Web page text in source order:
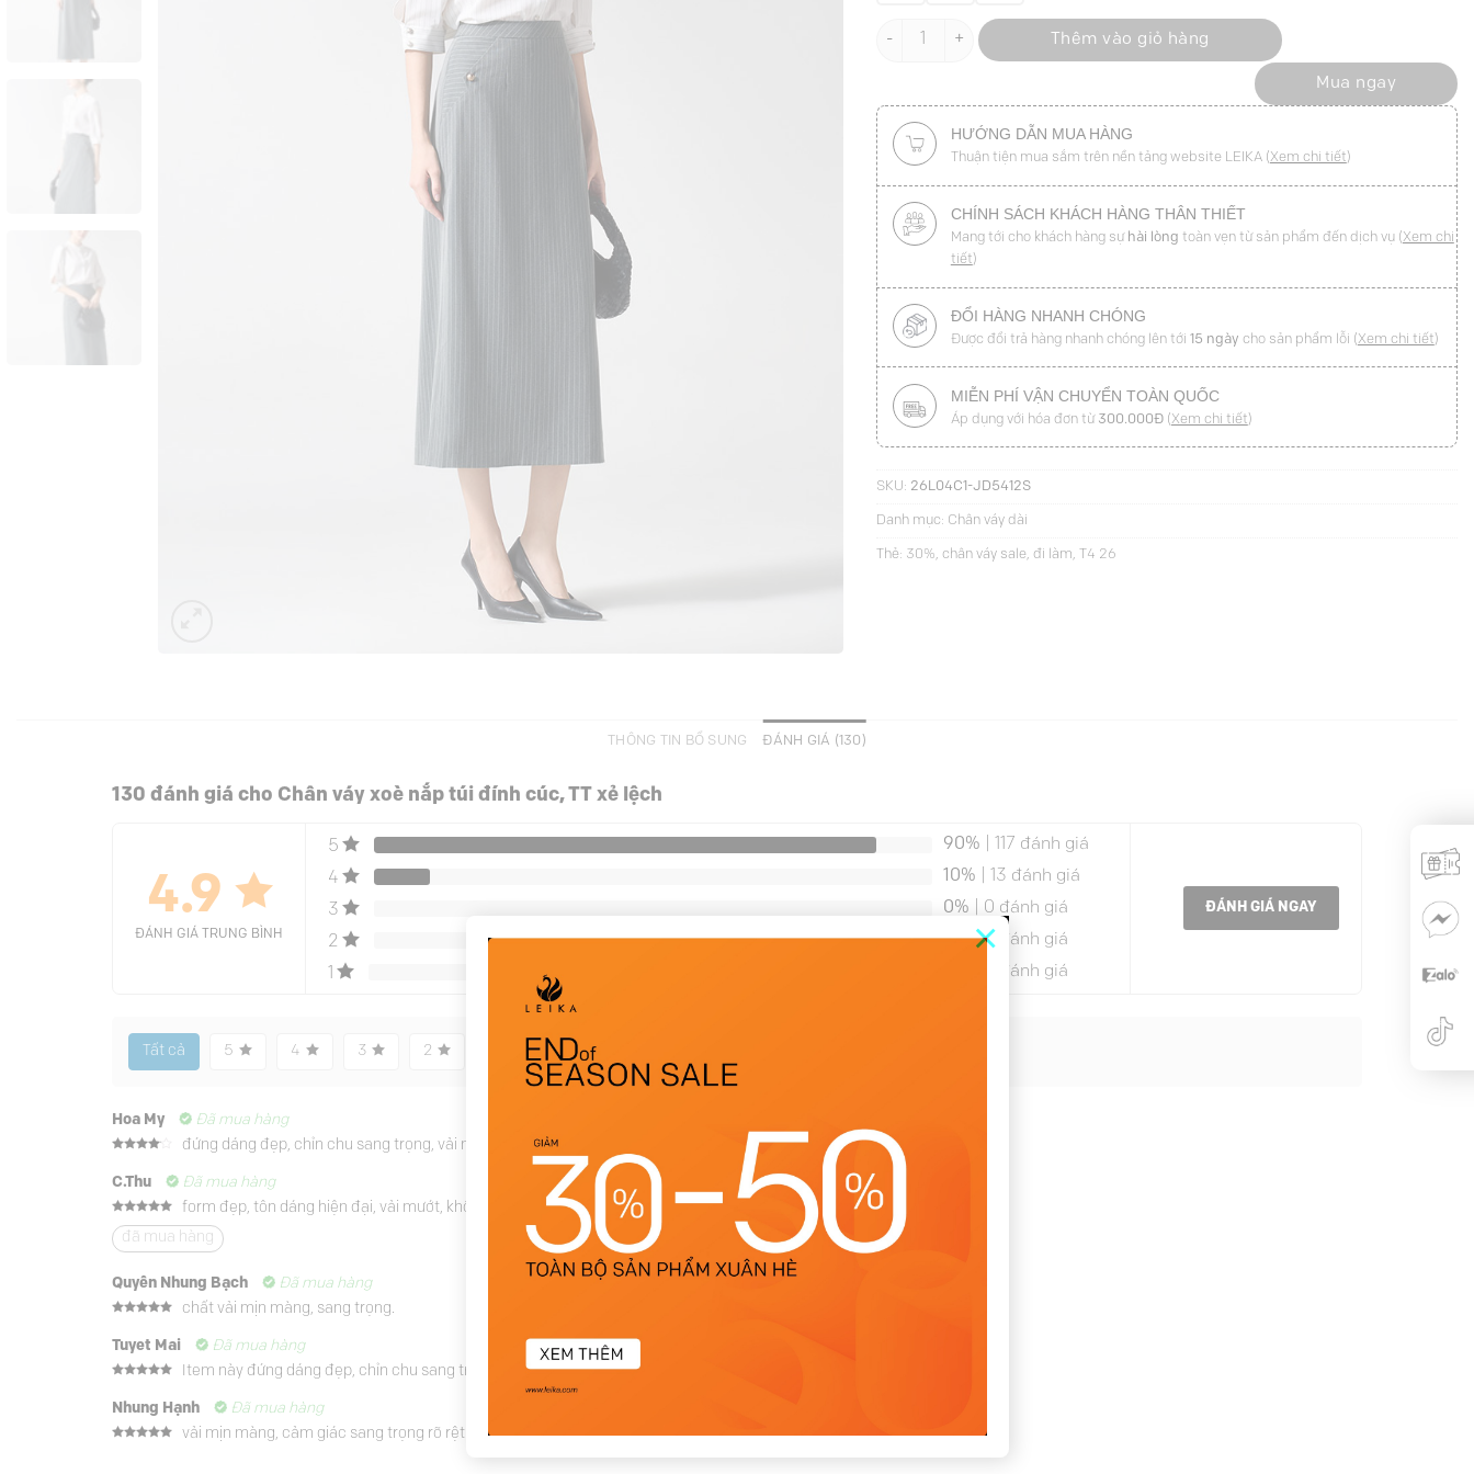
×
Chân váy xoè nắp túi đính cúc, TT xẻ lệch số lượng
Thêm vào giỏ hàng
Mua ngay
HƯỚNG DẪN MUA HÀNG
Thuận tiện mua sắm trên nền tảng website LEIKA (Xem chi tiết)
CHÍNH SÁCH KHÁCH HÀNG THÂN THIẾT
Mang tới cho khách hàng sự hài lòng toàn vẹn từ sản phẩm đến dịch vụ (Xem chi
tiết)
ĐỔI HÀNG NHANH CHÓNG
Được đổi trả hàng nhanh chóng lên tới 15 ngày cho sản phẩm lỗi (Xem chi tiết)
MIỄN PHÍ VẬN CHUYỂN TOÀN QUỐC
Áp dụng với hóa đơn từ 300.000Đ(Xem chi tiết)
SKU: 26L04C1-JD5412S
Danh mục: Chân váy dài
Thẻ: 30%, chân váy sale, đi làm, T4 26
THÔNG TIN BỔ SUNG ĐÁNH GIÁ (130)
130 đánh giá cho Chân váy xoè nắp túi đính cúc, TT xẻ lệch
4.9
ĐÁNH GIÁ TRUNG BÌNH
5 90% | 117 đánh giá
4
10% | 13 đánh giá
3
0% | 0 đánh giá
2
0%| 0 đánh giá
| 0 đánh giá
ĐÁNH GIÁ NGAY
Tất cả 5 4 3 2 Có video
Hoa My Đã mua hàng
hạng4
đứng dáng đẹp, chỉn chu sang trọng, vải mướt mát, rất dễ phối đồ.
C.Thu Đã mua hàng
Được xếp
hạng 55
sao
form đẹp, tôn dáng hiện đại, vải mướt, không gây bí bức. sẽ mua lại lần sau.
đã mua hàng
Quyên Nhung Bạch Đã mua hàng
hạng
5 5
sao
chất vải mịn màng, sang trọng.
Tuyet Mai Đã mua hàng
hạng
sao
Item này đứng dáng đẹp, chỉn chu sang trọng, vải mướt, toát lên vẻ thanh lịch. sẽ ủng hộ mua tiếp.
Nhung Hạnh Đã mua hàng
vải mịn màng, cảm giác sang trọng rõ rệt. chắc chắn sẽ mua lại.